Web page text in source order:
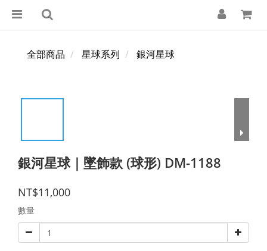
全部商品 星球系列 銀河星球
銀河星球｜墜飾款 (球形) DM-1188
NT$11,000
數量